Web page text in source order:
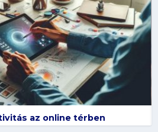
az online térben